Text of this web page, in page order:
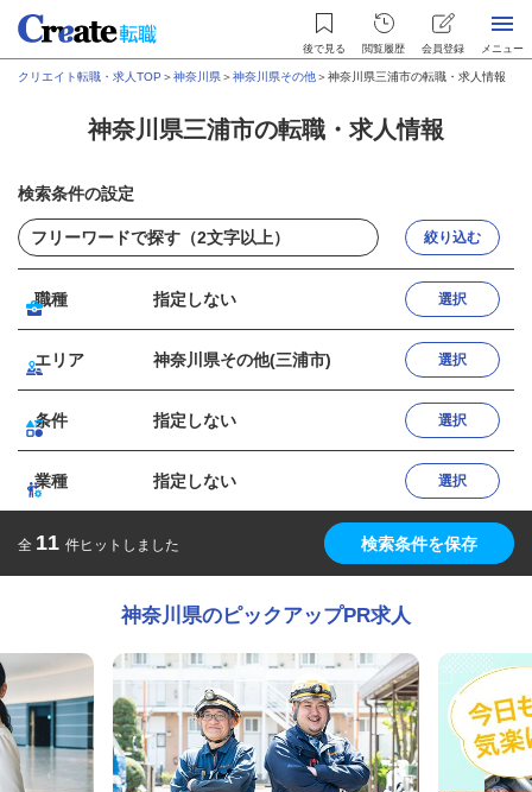
後で見る 閲覧履歴 会員登録 メニュー
クリエイト転職・求人TOP ＞神奈川県＞神奈川県その他＞神奈川県三浦市の転職・求人情報
神奈川県三浦市の転職・求人情報
検索条件の設定
絞り込む
職種 指定しない 選択
エリア 神奈川県その他(三浦市) 選択
条件 指定しない 選択
業種 指定しない 選択
全 11 件ヒットしました 検索条件を保存
神奈川県のピックアップPR求人